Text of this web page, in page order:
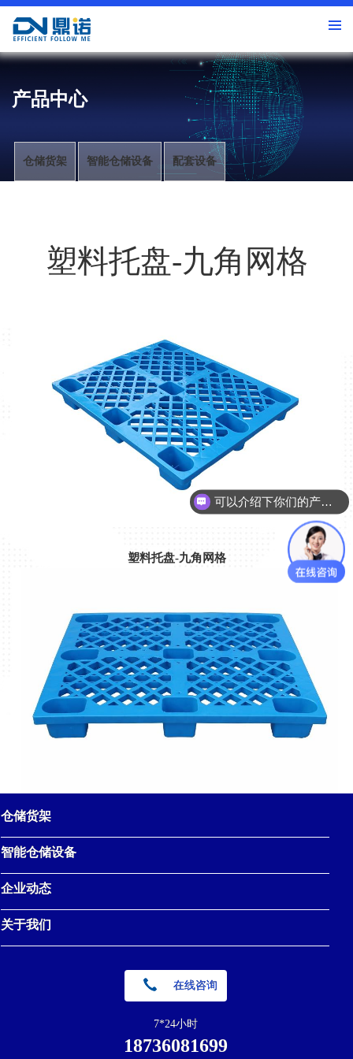
产品中心
仓储货架 智能仓储设备 配套设备
塑料托盘-九角网格
塑料托盘-九角网格
仓储货架
智能仓储设备
企业动态
关于我们
在线咨询
7*24小时
18736081699
可以介绍下你们的产品么？